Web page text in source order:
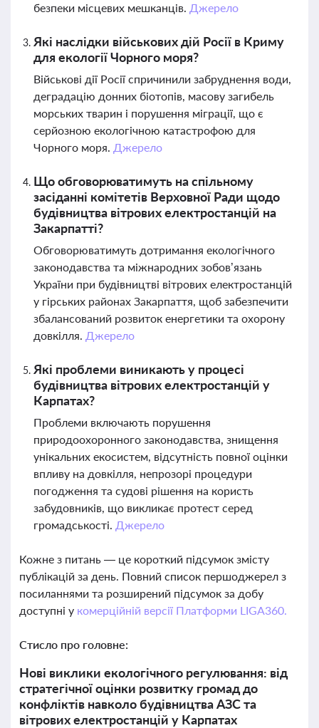
безпеки місцевих мешканців. Джерело
Які наслідки військових дій Росії в Криму
для екології Чорного моря?
Військові дії Росії спричинили забруднення води,
деградацію донних біотопів, масову загибель
морських тварин і порушення міграції, що є
серйозною екологічною катастрофою для
Чорного моря. Джерело
Що обговорюватимуть на спільному
засіданні комітетів Верховної Ради щодо
будівництва вітрових електростанцій на
Закарпатті?
Обговорюватимуть дотримання екологічного
законодавства та міжнародних зобов’язань
України при будівництві вітрових електростанцій
у гірських районах Закарпаття, щоб забезпечити
збалансований розвиток енергетики та охорону
довкілля. Джерело
Які проблеми виникають у процесі
будівництва вітрових електростанцій у
Карпатах?
Проблеми включають порушення
природоохоронного законодавства, знищення
унікальних екосистем, відсутність повної оцінки
впливу на довкілля, непрозорі процедури
погодження та судові рішення на користь
забудовників, що викликає протест серед
громадськості. Джерело
Кожне з питань — це короткий підсумок змісту
публікацій за день. Повний список першоджерел з
посиланнями та розширений підсумок за добу
доступні у комерційній версії Платформи LIGA360.
Стисло про головне:
Нові виклики екологічного регулювання: від
стратегічної оцінки розвитку громад до
конфліктів навколо будівництва АЗС та
вітрових електростанцій у Карпатах